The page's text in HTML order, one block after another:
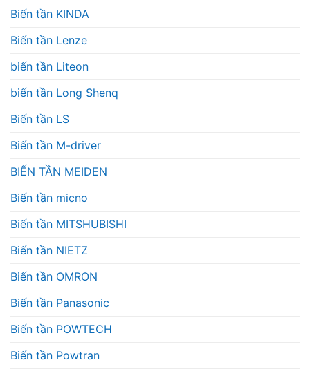
Biến tần KINDA
Biến tần Lenze
biến tần Liteon
biến tần Long Shenq
Biến tần LS
Biến tần M-driver
BIẾN TẦN MEIDEN
Biến tần micno
Biến tần MITSHUBISHI
Biến tần NIETZ
Biến tần OMRON
Biến tần Panasonic
Biến tần POWTECH
Biến tần Powtran